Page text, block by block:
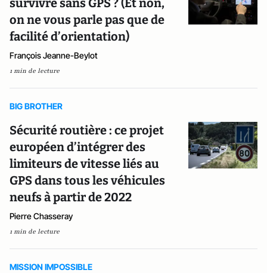
survivre sans GPS ? (Et non,
on ne vous parle pas que de
facilité d’orientation)
François Jeanne-Beylot
1 min de lecture
BIG BROTHER
Sécurité routière : ce projet
européen d’intégrer des
limiteurs de vitesse liés au
GPS dans tous les véhicules
neufs à partir de 2022
Pierre Chasseray
1 min de lecture
MISSION IMPOSSIBLE